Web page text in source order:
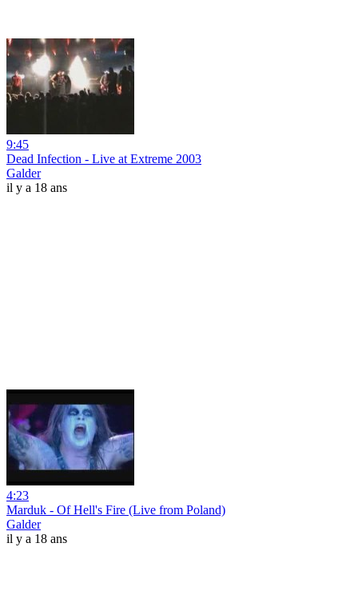
9:45
Dead Infection - Live at Extreme 2003
Galder
il y a 18 ans
4:23
Marduk - Of Hell's Fire (Live from Poland)
Galder
il y a 18 ans